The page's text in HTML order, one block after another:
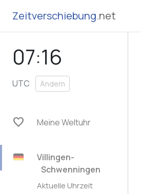
Zeitverschiebung.net
07:16
UTC Ändern
favorite Meine Weltuhr
Villingen-
Schwenningen
Aktuelle Uhrzeit